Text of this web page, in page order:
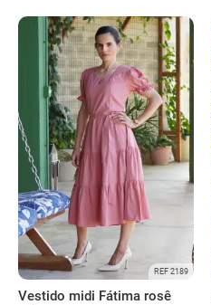
REF 2189
Vestido midi Fátima rosê